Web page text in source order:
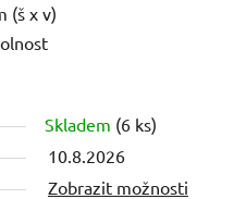
(š x v)
Skladem (6 ks)
10.8.2026
Zobrazit možnosti